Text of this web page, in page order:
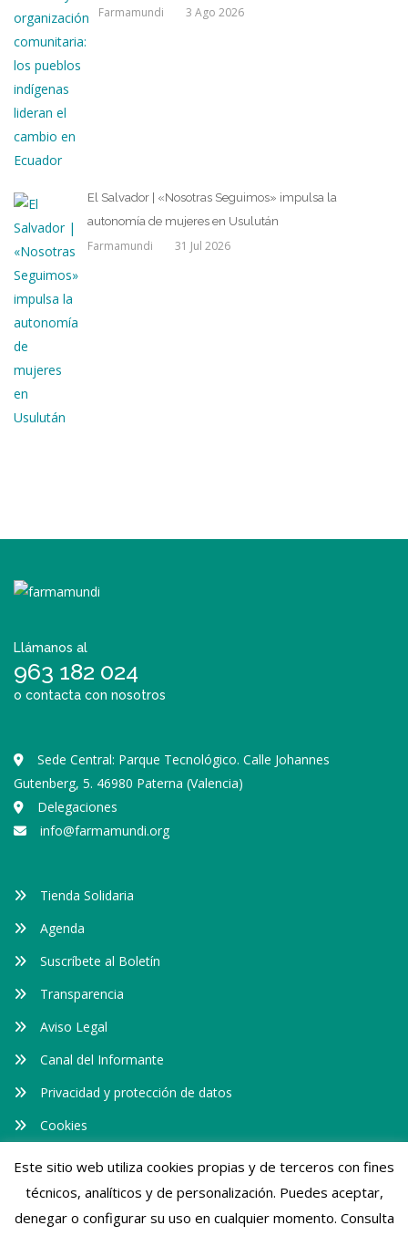
Farmamundi 3 Ago 2026
El Salvador | «Nosotras Seguimos» impulsa la
autonomía de mujeres en Usulután
Farmamundi 31 Jul 2026
Llámanos al
963 182 024
o contacta con nosotros
Sede Central: Parque Tecnológico. Calle Johannes
Gutenberg, 5. 46980 Paterna (Valencia)
Delegaciones
info@farmamundi.org
Tienda Solidaria
Agenda
Suscríbete al Boletín
Transparencia
Aviso Legal
Canal del Informante
Privacidad y protección de datos
Cookies
Somos transparentes
Este sitio web utiliza cookies propias y de terceros con fines
técnicos, analíticos y de personalización. Puedes aceptar,
denegar o configurar su uso en cualquier momento. Consulta